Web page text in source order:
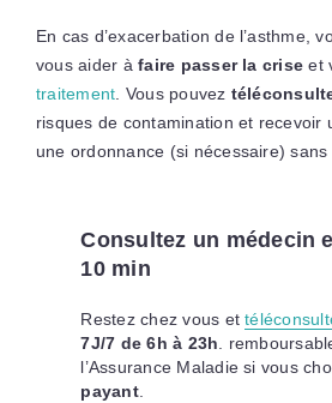
En cas d’exacerbation de l’asthme,
vous aider àfaire passer la crise et
traitement. Vous pouvez
risques de contamination et recevoir
une ordonnance (si nécessaire) sans
Consultez un médecin
10 min
Restez chez vous et
7J/7 de 6h à 23h.
l’Assurance Maladie si vous
payant.